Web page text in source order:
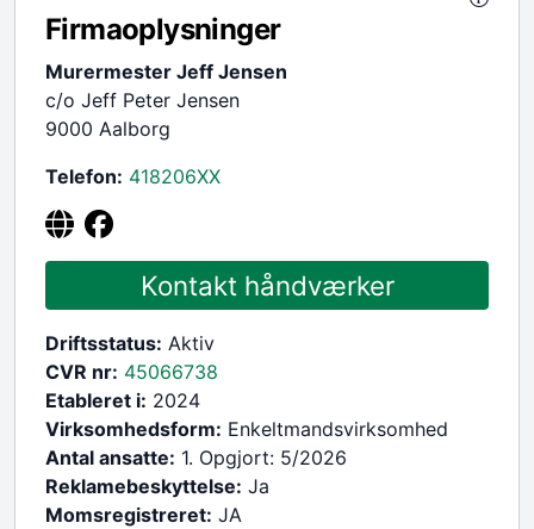
Firmaoplysninger
Murermester Jeff Jensen
c/o Jeff Peter Jensen
9000 Aalborg
Telefon: 418206XX
Kontakt håndværker
Driftsstatus: Aktiv
CVR nr: 45066738
Etableret i: 2024
Virksomhedsform: Enkeltmandsvirksomhed
Antal ansatte: 1. Opgjort: 5/2026
Reklamebeskyttelse: Ja
Momsregistreret: JA